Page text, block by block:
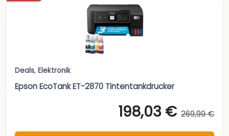
Deals, Elektronik
Epson EcoTank ET-2870 Tintentankdrucker
198,03 € 269,99 €